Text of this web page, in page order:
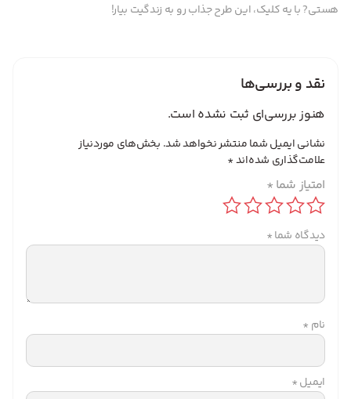
هستی? با یه کلیک، این طرح جذاب رو به زندگیت بیار!
نقد و بررسی‌ها
هنوز بررسی‌ای ثبت نشده است.
نشانی ایمیل شما منتشر نخواهد شد. بخش‌های موردنیاز
علامت‌گذاری شده‌اند*
امتیاز شما *
دیدگاه شما*
نام *
ایمیل*